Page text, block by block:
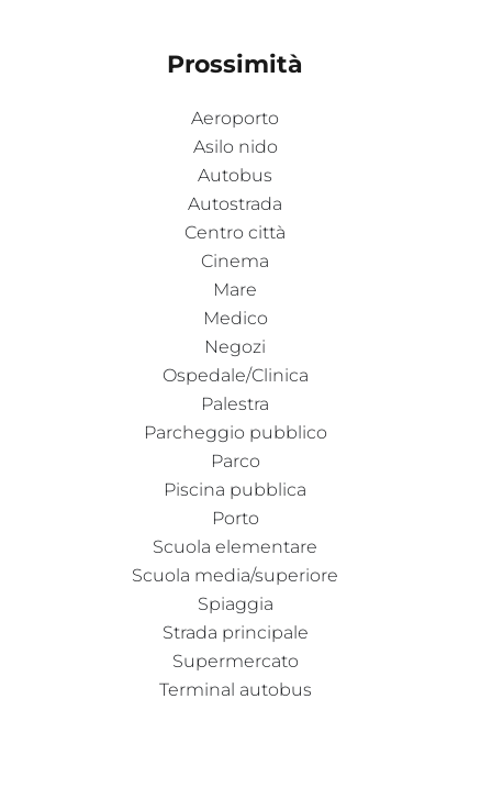
Prossimità
Aeroporto
Asilo nido
Autobus
Autostrada
Centro città
Cinema
Mare
Medico
Negozi
Ospedale/Clinica
Palestra
Parcheggio pubblico
Parco
Piscina pubblica
Porto
Scuola elementare
Scuola media/superiore
Spiaggia
Strada principale
Supermercato
Terminal autobus